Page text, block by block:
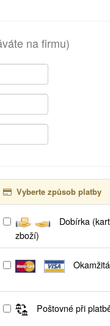
na firmu)
Vyberte způsob platby
Dobírka
zboží)
Poštovné při